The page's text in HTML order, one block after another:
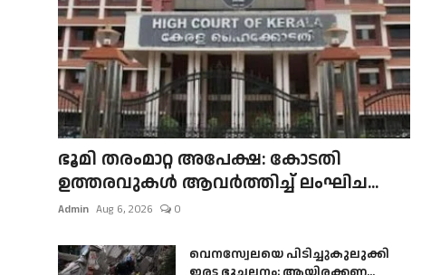
ഭൂമി തരംമാറ്റ അപേക്ഷ: കോടതി
ഉത്തരവുകൾ ആവർത്തിച്ച് ലംഘിച...
Admin Aug 6, 2026 0
വെനസ്വേലയെ പിടിച്ചുകുലുക്കി